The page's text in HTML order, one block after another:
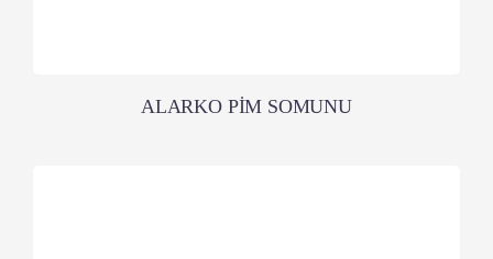
ALARKO PİM SOMUNU